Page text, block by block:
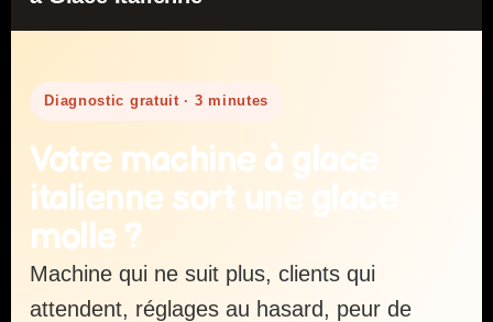
Diagnostic gratuit · 3 minutes
Votre machine à glace
italienne sort une glace
molle ?
Machine qui ne suit plus, clients qui
attendent, réglages au hasard, peur de